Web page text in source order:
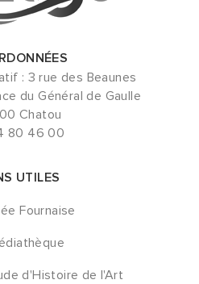
: 3 rue des Beaunes
du Général de Gaulle
Chatou
80 46 00
UTILES
Fournaise
d'Histoire de l'Art